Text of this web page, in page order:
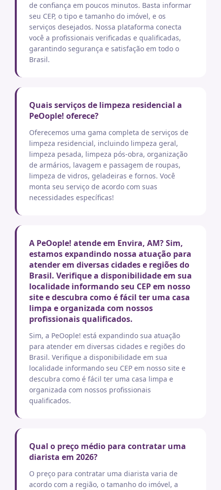
de confiança em poucos minutos. Basta informar
seu CEP, o tipo e tamanho do imóvel, e os
serviços desejados. Nossa plataforma conecta
você a profissionais verificadas e qualificadas,
garantindo segurança e satisfação em todo o
Brasil.
Quais serviços de limpeza residencial a
PeOople! oferece?
Oferecemos uma gama completa de serviços de
limpeza residencial, incluindo limpeza geral,
limpeza pesada, limpeza pós-obra, organização
de armários, lavagem e passagem de roupas,
limpeza de vidros, geladeiras e fornos. Você
monta seu serviço de acordo com suas
necessidades específicas!
A PeOople! atende em Envira, AM? Sim,
estamos expandindo nossa atuação para
atender em diversas cidades e regiões do
Brasil. Verifique a disponibilidade em sua
localidade informando seu CEP em nosso
site e descubra como é fácil ter uma casa
limpa e organizada com nossos
profissionais qualificados.
Sim, a PeOople! está expandindo sua atuação
para atender em diversas cidades e regiões do
Brasil. Verifique a disponibilidade em sua
localidade informando seu CEP em nosso site e
descubra como é fácil ter uma casa limpa e
organizada com nossos profissionais
qualificados.
Qual o preço médio para contratar uma
diarista em 2026?
O preço para contratar uma diarista varia de
acordo com a região, o tamanho do imóvel, a